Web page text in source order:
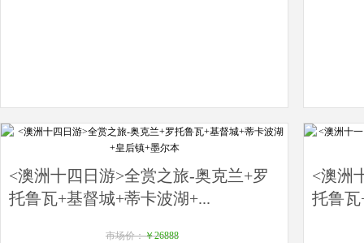
<澳洲十四日游>全赏之旅-奥克兰+罗
托鲁瓦+基督城+蒂卡波湖+...
市场价：￥26888
<澳洲
托鲁瓦